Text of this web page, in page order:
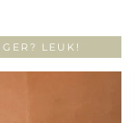
LEUK!